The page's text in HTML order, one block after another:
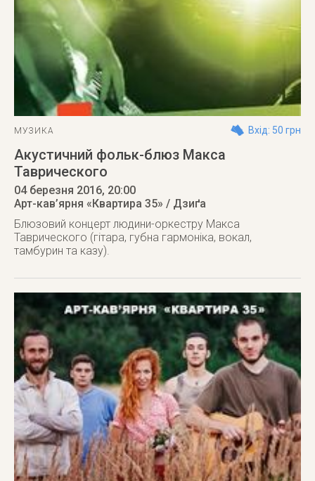
МУЗИКА Вхід: 50 грн
Акустичний фольк-блюз Макса
Таврического
04 березня 2016, 20:00
Арт-кав’ярня «Квартира 35» / Дзиґа
Блюзовий концерт людини-оркестру Макса
Таврического (гітара, губна гармоніка, вокал,
тамбурин та казу).